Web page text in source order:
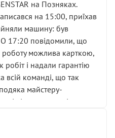
справив хороше
декілька гайок під
що це “старі гайки, які
не хвилюватися. ( надіюсь
такі дрібниці вже не
і саме її цей сервіс
на Позняках.
на 15:00, приїхав
машину: був
О 17:20 повідомили, що
роботу можлива карткою,
робіт і надали гарантію
всій команді, що так
майстеру-
чітко та по суті.